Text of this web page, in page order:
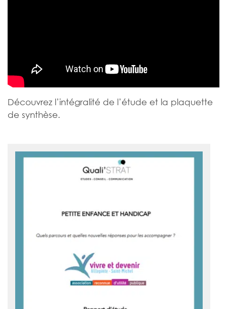
Découvrez l’intégralité de l’étude et la plaquette
de synthèse.